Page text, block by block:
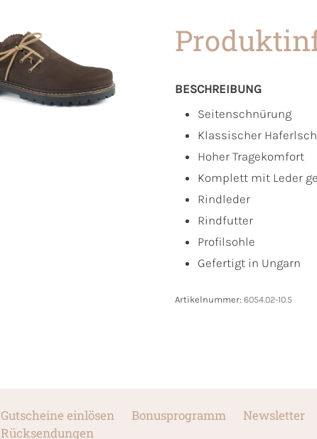
BESCHREIBUNG
Seitenschnürung
Klassischer
Hoher Tragekomfort
Komplett mit Leder
Rindleder
Rindfutter
Profilsohle
Gefertigt in Ungarn
Artikelnummer: 6054.02-10.5
Gutscheine einlösen Bonusprogramm Newsletter
Rücksendungen